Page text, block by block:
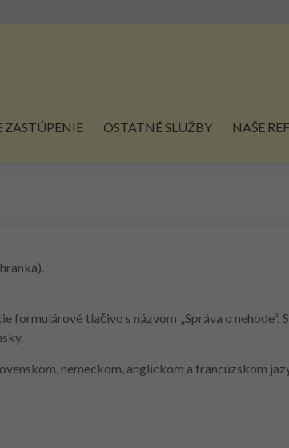
ZASTÚPENIE OSTATNÉ SLUŽBY NAŠE
tlačivo s názvom „Správa o nehode“.
nemeckom, anglickom a francúzskom